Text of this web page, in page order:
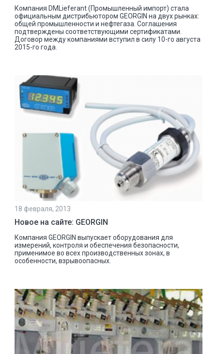
Компания DMLieferant (Промышленный импорт) стала
официальным дистрибьютором GEORGIN на двух рынках:
общей промышленности и нефтегаза. Соглашения
подтверждены соответствующими сертификатами.
Договор между компаниями вступил в силу 10-го августа
2015-го года.
18 февраля, 2013
Новое на сайте: GEORGIN
Компания GEORGIN выпускает оборудования для
измерений, контроля и обеспечения безопасности,
применимое во всех производственных зонах, в
особенности, взрывоопасных.